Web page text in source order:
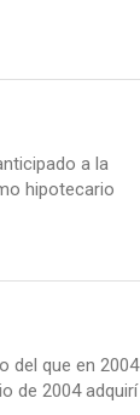
a la
hipotecario
del que en 2004
de 2004 adquirí